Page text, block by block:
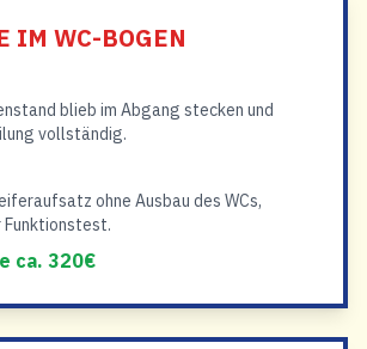
IM WC-BOGEN
blieb im Abgang stecken und
vollständig.
ohne Ausbau des WCs,
ca. 320€